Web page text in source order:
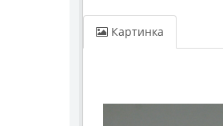
Картинка